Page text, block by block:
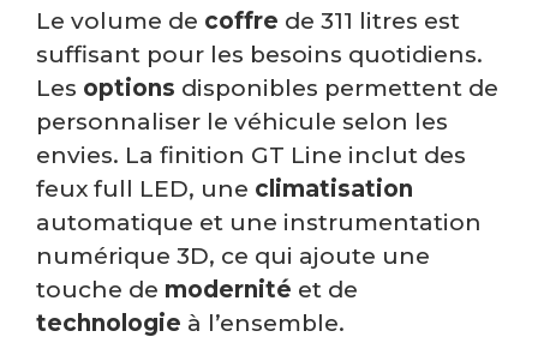
Le volume de coffre de 311 litres est
suffisant pour les besoins quotidiens.
Les options disponibles permettent de
personnaliser le véhicule selon les
envies. La finition GT Line inclut des
feux full LED, une climatisation
automatique et une instrumentation
numérique 3D, ce qui ajoute une
touche de modernité et de
technologie à l’ensemble.